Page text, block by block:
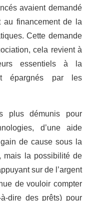
avaient demandé
au financement de la
Cette demande
cela revient à
essentiels à la
épargnés par les
plus démunis pour
d’une aide
de cause sous la
mais la possibilité de
sur de l’argent
de vouloir compter
dire des prêts) pour